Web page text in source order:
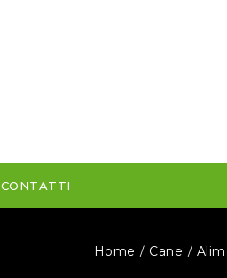
CONTATTI
Home / Cane /